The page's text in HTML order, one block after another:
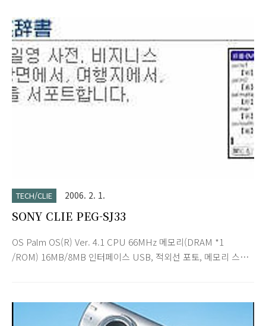
AV원격제어 기능 화상/영화 Viewer(JPEG-DCF, 무비·player
Format, MPEG-1무비) Microsoft(Word, PowerPoint 및 Excel
파일) 메모리스틱 [특징] - 초경량 슬림한 디자인 - 하드웨어 키보
드 내장 - 블루투스 내장 : Bluetooth(TM) 대응의 바이오나 「클
리에」, 휴대전화와 액세서리등의 장착 없이 무선으로 데이터 교
환이 가능. HotSync(R)도 무선으로 ..
TECH/CLIE 2006. 2. 1.
SONY CLIE PEG-SJ33
OS Palm OS(R) Ver. 4.1 CPU 66MHz 메모리(DRAM *1
/ROM) 16MB/8MB 인터페이스 USB, 적외선 포토, 메모리 스틱
/65,536색 재생 주파수 특성 20 Hz∼20,000Hz 기록 매체 *3
「메모리 스틱」, 「매직 게이트 메모리 스틱」, 「메모리 스틱